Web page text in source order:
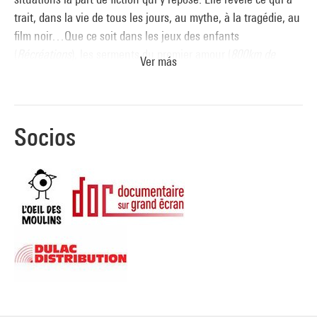
trait, dans la vie de tous les jours, au mythe, à la tragédie, au
film noir…Que ce soit dans les jeux des enfants
), les serments du premier amour (
trajectoire, Claire Simon interroge notamment le pouvoir de
l’argent, la distinction sociale, les rapports genrés.
lieu qui permet d’explorer en profondeur, de se concentrer, de
tisser des liens. De la Gare du Nord (
au bois de Vincennes (Le bois dont les rêves sont faits
fragmentaire, en assumant la grande part d’aléatoire de ce
que peut lui offrir la réalité d’un espace, faisant confiance en
Ver más
Socios